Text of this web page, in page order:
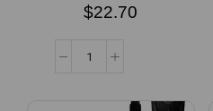
$22.70